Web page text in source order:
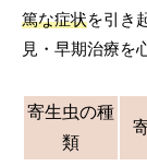
篤な症状を引き
見・早期治療を
寄生虫の種
類